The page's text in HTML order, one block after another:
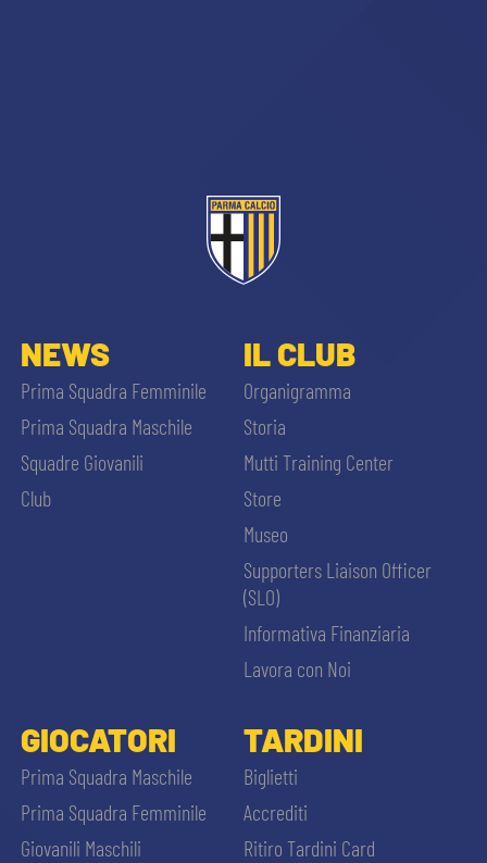
NEWS
Prima Squadra Femminile
Prima Squadra Maschile
Squadre Giovanili
Club
IL CLUB
Organigramma
Storia
Mutti Training Center
Store
Museo
Supporters Liaison Officer
(SLO)
Informativa Finanziaria
Lavora con Noi
GIOCATORI
Prima Squadra Maschile
Prima Squadra Femminile
Giovanili Maschili
TARDINI
Biglietti
Accrediti
Ritiro Tardini Card